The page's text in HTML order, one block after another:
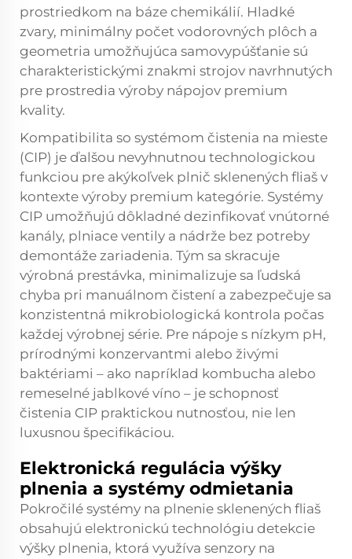
prostriedkom na báze chemikálií. Hladké
zvary, minimálny počet vodorovných plôch a
geometria umožňujúca samovypúšťanie sú
charakteristickými znakmi strojov navrhnutých
pre prostredia výroby nápojov premium
kvality.
Kompatibilita so systémom čistenia na mieste
(CIP) je ďalšou nevyhnutnou technologickou
funkciou pre akýkoľvek plnič sklenených fliaš v
kontexte výroby premium kategórie. Systémy
CIP umožňujú dôkladné dezinfikovať vnútorné
kanály, plniace ventily a nádrže bez potreby
demontáže zariadenia. Tým sa skracuje
výrobná prestávka, minimalizuje sa ľudská
chyba pri manuálnom čistení a zabezpečuje sa
konzistentná mikrobiologická kontrola počas
každej výrobnej série. Pre nápoje s nízkym pH,
prírodnými konzervantmi alebo živými
baktériami – ako napríklad kombucha alebo
remeselné jablkové víno – je schopnosť
čistenia CIP praktickou nutnosťou, nie len
luxusnou špecifikáciou.
Elektronická regulácia výšky
plnenia a systémy odmietania
Pokročilé systémy na plnenie sklenených fliaš
obsahujú elektronickú technológiu detekcie
výšky plnenia, ktorá využíva senzory na